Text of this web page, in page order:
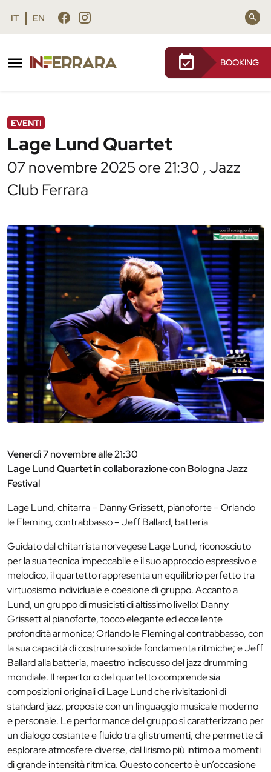
Vai al contenuto principale
Vai al footer
IT EN
BOOKING
Lage Lund Quartet
EVENTI
Lage Lund Quartet
07 novembre 2025 ore 21:30 , Jazz
Club Ferrara
Venerdì 7 novembre alle 21:30
Lage Lund Quartet in collaborazione con Bologna Jazz
Festival
Lage Lund, chitarra – Danny Grissett, pianoforte – Orlando
le Fleming, contrabbasso – Jeff Ballard, batteria
Guidato dal chitarrista norvegese Lage Lund, riconosciuto
per la sua tecnica impeccabile e il suo approccio espressivo e
melodico, il quartetto rappresenta un equilibrio perfetto tra
virtuosismo individuale e coesione di gruppo. Accanto a
Lund, un gruppo di musicisti di altissimo livello: Danny
Grissett al pianoforte, tocco elegante ed eccellente
profondità armonica; Orlando le Fleming al contrabbasso, con
la sua capacità di costruire solide fondamenta ritmiche; e Jeff
Ballard alla batteria, maestro indiscusso del jazz drumming
mondiale. Il repertorio del quartetto comprende sia
composizioni originali di Lage Lund che rivisitazioni di
standard jazz, proposte con un linguaggio musicale moderno
e personale. Le performance del gruppo si caratterizzano per
un dialogo costante e fluido tra gli strumenti, che permette di
esplorare atmosfere diverse, dal lirismo più intimo a momenti
di grande intensità ritmica. Questo concerto è un’occasione